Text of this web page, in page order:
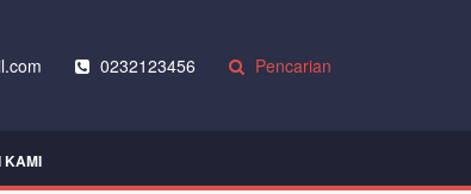
0232123456 Pencarian
KAMI